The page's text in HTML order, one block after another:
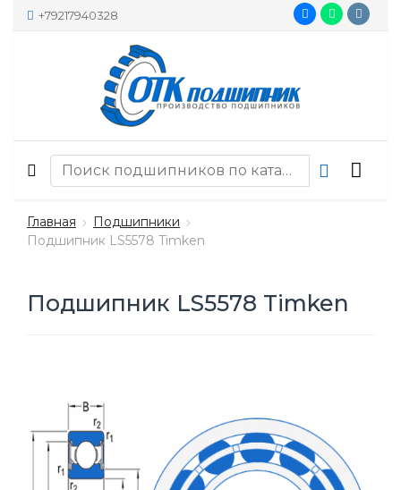
+79217940328
Главная
Подшипники
Подшипник LS5578 Timken
Подшипник LS5578 Timken